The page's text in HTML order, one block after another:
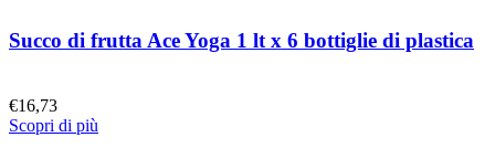
Succo di frutta Ace Yoga 1 lt x 6 bottiglie di plastica
€16,73
Scopri di più